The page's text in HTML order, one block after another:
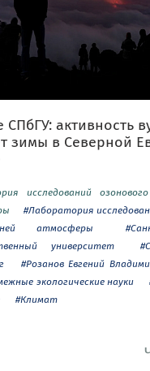
СПбГУ: активность
зимы в Северной
исследований
#Лаборатория
атмосферы
университет
#Розанов Евгений
экологические науки
#Климат